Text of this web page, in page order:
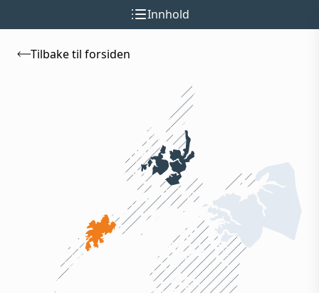
Tilbake til forsiden
Innhold